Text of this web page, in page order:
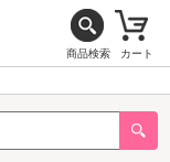
商品検索 カート